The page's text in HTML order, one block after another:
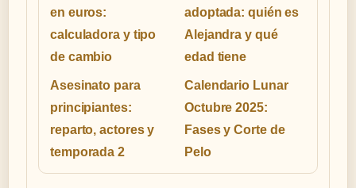
en euros:
calculadora y tipo
de cambio
adoptada: quién es
Alejandra y qué
edad tiene
Asesinato para
principiantes:
reparto, actores y
temporada 2
Calendario Lunar
Octubre 2025:
Fases y Corte de
Pelo